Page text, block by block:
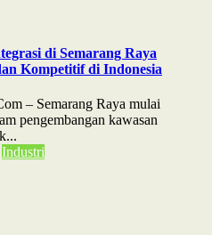
di Semarang Raya
Kompetitif di Indonesia
– Semarang Raya mulai
pengembangan kawasan
Industri